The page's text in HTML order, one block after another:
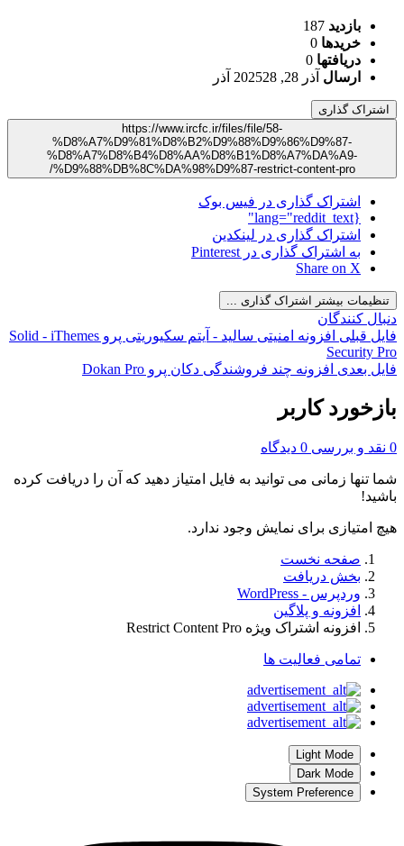
بازدید 187
خریدها 0
دریافت‎ها
0
ارسال آذر 28, 2025 28 آذر
اشتراک گذاری
https://www.ircfc.ir/files/file/58-
%D8%A7%D9%81%D8%B2%D9%88%D9%86%D9%87-
%D8%A7%D8%B4%D8%AA%D8%B1%D8%A7%DA%A9-
%D9%88%DB%8C%DA%98%D9%87-restrict-content-pro/
اشتراک گذاری در فیس بوک
{lang="reddit_text"
اشتراک گذاری در لینکدین
به اشتراک گذاری در Pinterest
Share on X
تنظیمات بیشتر اشتراک گذاری ...
دنبال کنندگان
فایل قبلی
افزونه امنیتی سالید - آیتم سکیوریتی پرو Solid - iThemes
Security Pro
فایل بعدی افزونه چند فروشندگی دکان پرو Dokan Pro
بازخورد کاربر
0 نقد و بررسی 0 دیدگاه
شما تنها زمانی می توانید به فایل امتیاز دهید که آن را دریافت کرده
باشید!
هیچ امتیازی برای نمایش وجود ندارد.
صفحه نخست
بخش دریافت
وردپرس - WordPress
افزونه و پلاگین
افزونه اشتراک ویژه Restrict Content Pro
تمامی فعالیت ها
Light Mode
Dark Mode
System Preference